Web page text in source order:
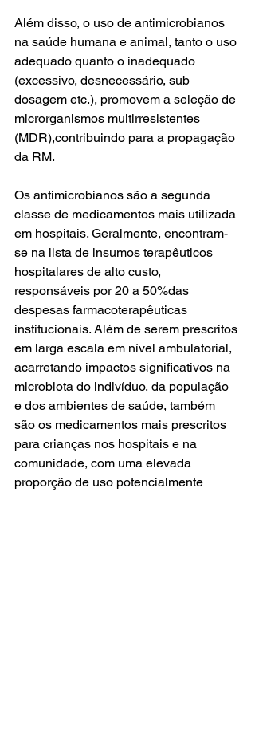
Além disso, o uso de antimicrobianos
na saúde humana e animal, tanto o uso
adequado quanto o inadequado
(excessivo, desnecessário, sub
dosagem etc.), promovem a seleção de
microrganismos multirresistentes
(MDR),contribuindo para a propagação
da RM.
Os antimicrobianos são a segunda
classe de medicamentos mais utilizada
em hospitais. Geralmente, encontram-
se na lista de insumos terapêuticos
hospitalares de alto custo,
responsáveis por 20 a 50%das
despesas farmacoterapêuticas
institucionais. Além de serem prescritos
em larga escala em nível ambulatorial,
acarretando impactos significativos na
microbiota do indivíduo, da população
e dos ambientes de saúde, também
são os medicamentos mais prescritos
para crianças nos hospitais e na
comunidade, com uma elevada
proporção de uso potencialmente